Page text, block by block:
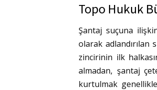
Topo Hukuk
Şantaj suçuna
olarak
zincirinin ilk
almadan, şantaj
kurtulmak